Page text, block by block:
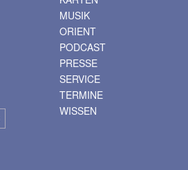
MUSIK
ORIENT
PODCAST
PRESSE
SERVICE
TERMINE
WISSEN